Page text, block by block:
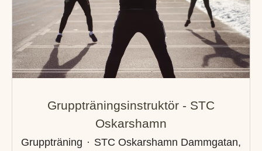
Gruppträningsinstruktör - STC
Oskarshamn
Gruppträning · STC Oskarshamn Dammgatan,